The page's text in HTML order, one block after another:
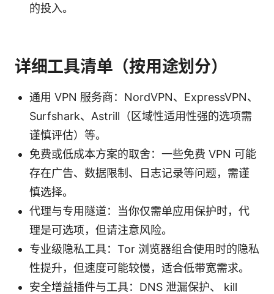
的投入。
详细工具清单（按用途划分）
通用 VPN 服务商：NordVPN、ExpressVPN、
Surfshark、Astrill（区域性适用性强的选项需
谨慎评估）等。
免费或低成本方案的取舍：一些免费 VPN 可能
存在广告、数据限制、日志记录等问题，需谨
慎选择。
代理与专用隧道：当你仅需单应用保护时，代
理是可选项，但请注意风险。
专业级隐私工具：Tor 浏览器组合使用时的隐私
性提升，但速度可能较慢，适合低带宽需求。
安全增益插件与工具：DNS 泄漏保护、 kill